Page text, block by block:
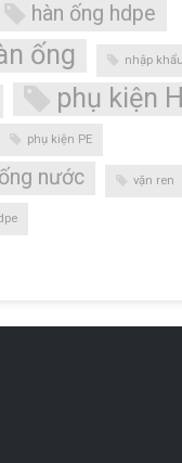
hàn ống hdpe
ống nhập khẩu
phụ kiện
phụ kiện PE
nước vặn ren